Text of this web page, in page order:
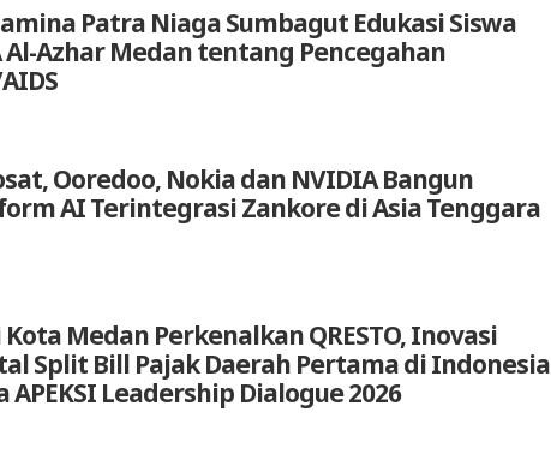
Patra Niaga Sumbagut Edukasi Siswa
Al-Azhar Medan tentang Pencegahan
Ooredoo, Nokia dan NVIDIA Bangun
AI Terintegrasi Zankore di Asia Tenggara
Medan Perkenalkan QRESTO, Inovasi
Split Bill Pajak Daerah Pertama di Indonesia
APEKSI Leadership Dialogue 2026